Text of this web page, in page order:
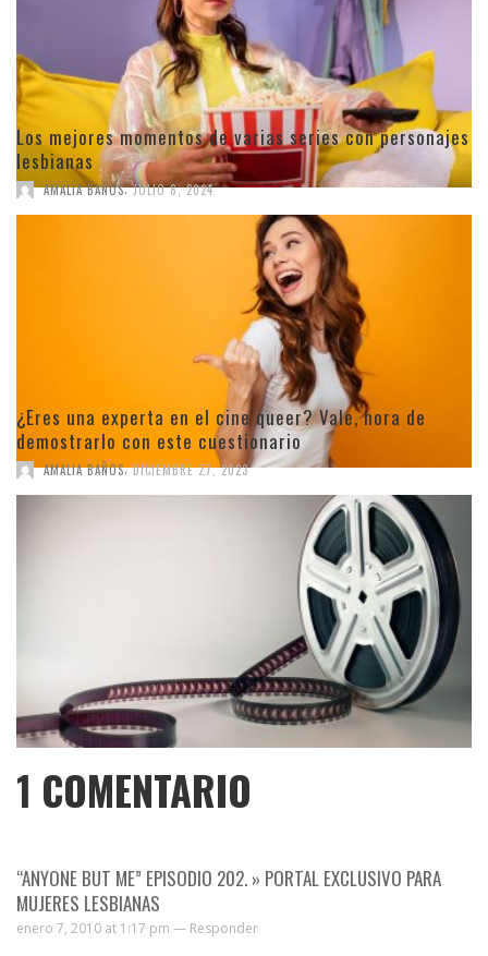
Los mejores momentos de varias series con personajes
lesbianas
AMALIA BAÑOS, JULIO 8, 2024
¿Eres una experta en el cine queer? Vale, hora de
demostrarlo con este cuestionario
AMALIA BAÑOS, DICIEMBRE 27, 2023
1 COMENTARIO
“ANYONE BUT ME” EPISODIO 202. » PORTAL EXCLUSIVO PARA
MUJERES LESBIANAS
enero 7, 2010 at 1:17 pm — Responder